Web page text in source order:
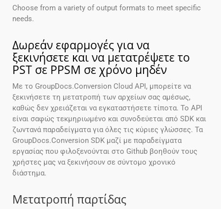
Choose from a variety of output formats to meet specific
needs.
Δωρεάν εφαρμογές για να
ξεκινήσετε και να μετατρέψετε το
PST σε PPSM σε χρόνο μηδέν
Με το GroupDocs.Conversion Cloud API, μπορείτε να
ξεκινήσετε τη μετατροπή των αρχείων σας αμέσως,
καθώς δεν χρειάζεται να εγκαταστήσετε τίποτα. Το API
είναι σαφώς τεκμηριωμένο και συνοδεύεται από SDK και
ζωντανά παραδείγματα για όλες τις κύριες γλώσσες. Τα
GroupDocs.Conversion SDK μαζί με παραδείγματα
εργασίας που φιλοξενούνται στο Github βοηθούν τους
χρήστες μας να ξεκινήσουν σε σύντομο χρονικό
διάστημα.
Μετατροπή παρτίδας